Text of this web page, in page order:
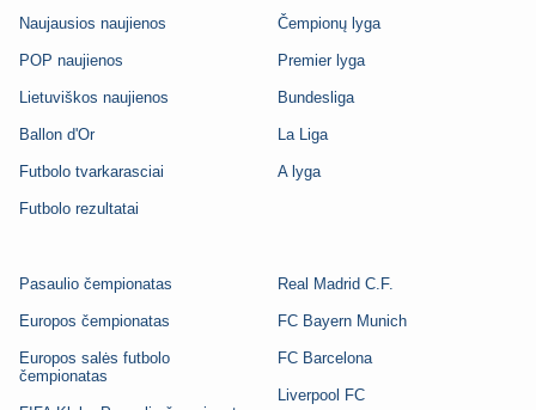
Naujausios naujienos
POP naujienos
Lietuviškos naujienos
Ballon d'Or
Futbolo tvarkarasciai
Futbolo rezultatai
Čempionų lyga
Premier lyga
Bundesliga
La Liga
A lyga
Pasaulio čempionatas
Europos čempionatas
Europos salės futbolo
čempionatas
Real Madrid C.F.
FC Bayern Munich
FC Barcelona
Liverpool FC